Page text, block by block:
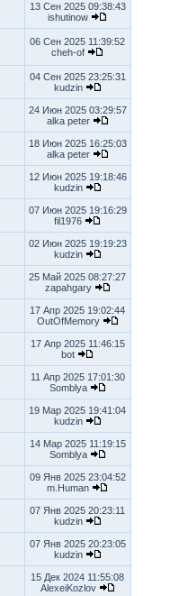
13 Сен 2025 09:38:43
ishutinow
06 Сен 2025 11:39:52
cheh-of
04 Сен 2025 23:25:31
kudzin
24 Июн 2025 03:29:57
alka peter
18 Июн 2025 16:25:03
alka peter
12 Июн 2025 19:18:46
kudzin
07 Июн 2025 19:16:29
fil1976
02 Июн 2025 19:19:23
kudzin
25 Май 2025 08:27:27
zapahgary
17 Апр 2025 19:02:44
OutOfMemory
17 Апр 2025 11:46:15
bot
11 Апр 2025 17:01:30
Somblya
19 Мар 2025 19:41:04
kudzin
14 Мар 2025 11:19:15
Somblya
09 Янв 2025 23:04:52
m.Human
07 Янв 2025 20:23:11
kudzin
07 Янв 2025 20:23:05
kudzin
15 Дек 2024 11:55:08
AlexeiKozlov